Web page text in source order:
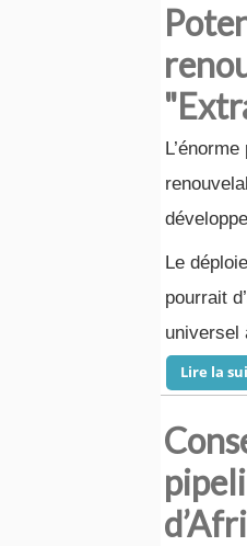
Le
pourrait
universel
Lire la